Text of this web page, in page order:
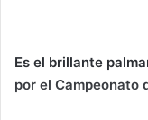
Es el brillante
por el Campeonato